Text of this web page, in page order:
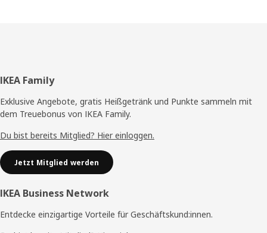
Fußzeile
IKEA Family
Exklusive Angebote, gratis Heißgetränk und Punkte sammeln mit
dem Treuebonus von IKEA Family.
Du bist bereits Mitglied? Hier einloggen.
Jetzt Mitglied werden
IKEA Business Network
Entdecke einzigartige Vorteile für Geschäftskund:innen.